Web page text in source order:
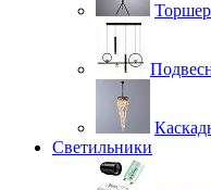
Светильники